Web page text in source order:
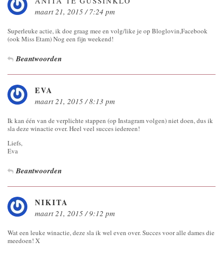
maart 21, 2015 / 7:24 pm
Superleuke actie, ik doe graag mee en volg/like je op Bloglovin,Facebook
(ook Miss Etam) Nog een fijn weekend!
Beantwoorden
EVA
maart 21, 2015 / 8:13 pm
Ik kan één van de verplichte stappen (op Instagram volgen) niet doen, dus ik
sla deze winactie over. Heel veel succes iedereen!
Liefs,
Eva
Beantwoorden
NIKITA
maart 21, 2015 / 9:12 pm
Wat een leuke winactie, deze sla ik wel even over. Succes voor alle dames die
meedoen! X